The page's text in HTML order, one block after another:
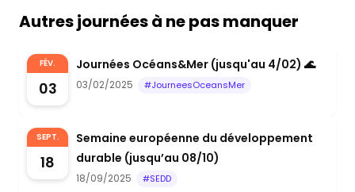
Autres journées à ne pas manquer
FÉV.
03
Journées Océans&Mer (jusqu'au 4/02) 🌊
03/02/2025 #JourneesOceansMer
SEPT.
18
Semaine européenne du développement
durable (jusqu’au 08/10)
18/09/2025 #SEDD